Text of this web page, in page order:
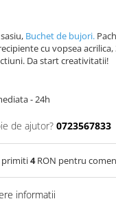
Buchet de bujori.
cu vopsea
Da start creativitatii!
- 24h
de ajutor? 0723567833
primiti4RON pentru
informatii